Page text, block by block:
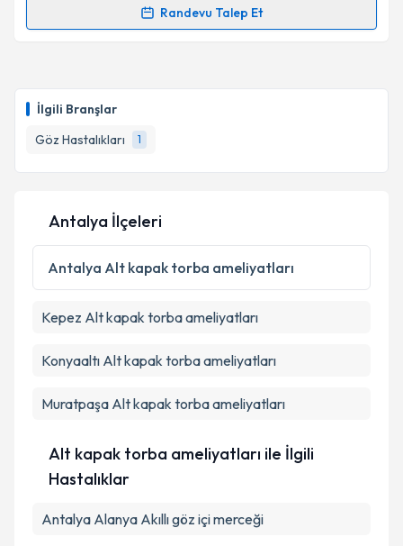
İlgili Branşlar
Göz Hastalıkları
1
Randevu Talep Et
Randevu Takvimi Talebi
takvim hazırlandığında e-posta ile bilgilendireceğiz.
E-posta Adresiniz
Kişisel verilerimin işlenmesine ilişkinAydınlatma
Metni 'ni okudum ve kişisel verilerimin belirtilen
kapsamda işlenmesini kabul ediyorum.
Antalya İlçeleri
Antalya Alt kapak torba ameliyatları
Kepez Alt kapak torba ameliyatları
Konyaaltı Alt kapak torba ameliyatları
Muratpaşa Alt kapak torba ameliyatları
Alt kapak torba ameliyatları ile İlgili
Hastalıklar
Antalya Alanya Akıllı göz içi merceği